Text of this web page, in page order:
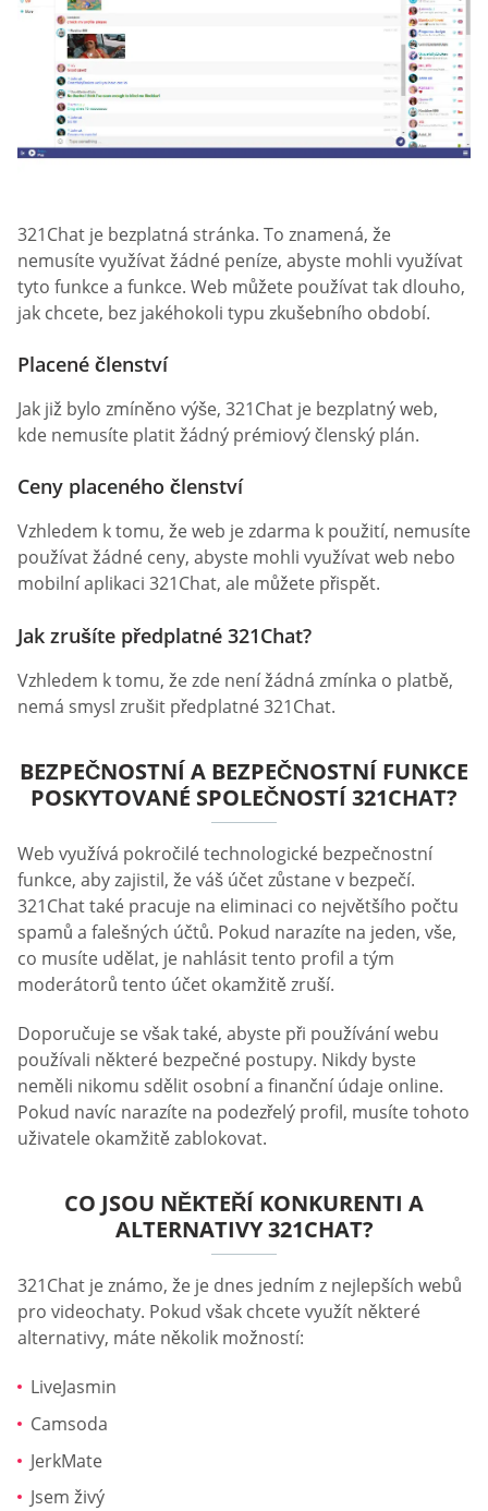
321Chat je bezplatná stránka. To znamená, že
nemusíte využívat žádné peníze, abyste mohli využívat
tyto funkce a funkce. Web můžete používat tak dlouho,
jak chcete, bez jakéhokoli typu zkušebního období.
Placené členství
Jak již bylo zmíněno výše, 321Chat je bezplatný web,
kde nemusíte platit žádný prémiový členský plán.
Ceny placeného členství
Vzhledem k tomu, že web je zdarma k použití, nemusíte
používat žádné ceny, abyste mohli využívat web nebo
mobilní aplikaci 321Chat, ale můžete přispět.
Jak zrušíte předplatné 321Chat?
Vzhledem k tomu, že zde není žádná zmínka o platbě,
nemá smysl zrušit předplatné 321Chat.
BEZPEČNOSTNÍ A BEZPEČNOSTNÍ FUNKCE
POSKYTOVANÉ SPOLEČNOSTÍ 321CHAT?
Web využívá pokročilé technologické bezpečnostní
funkce, aby zajistil, že váš účet zůstane v bezpečí.
321Chat také pracuje na eliminaci co největšího počtu
spamů a falešných účtů. Pokud narazíte na jeden, vše,
co musíte udělat, je nahlásit tento profil a tým
moderátorů tento účet okamžitě zruší.
Doporučuje se však také, abyste při používání webu
používali některé bezpečné postupy. Nikdy byste
neměli nikomu sdělit osobní a finanční údaje online.
Pokud navíc narazíte na podezřelý profil, musíte tohoto
uživatele okamžitě zablokovat.
CO JSOU NĚKTEŘÍ KONKURENTI A
ALTERNATIVY 321CHAT?
321Chat je známo, že je dnes jedním z nejlepších webů
pro videochaty. Pokud však chcete využít některé
alternativy, máte několik možností:
LiveJasmin
Camsoda
JerkMate
Jsem živý